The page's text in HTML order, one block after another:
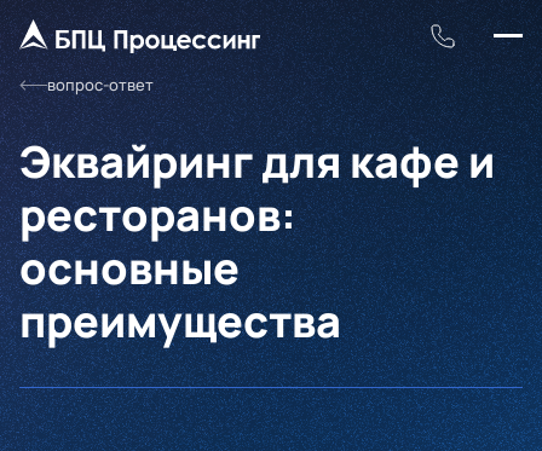
вопрос-ответ
Эквайринг для кафе и
ресторанов:
основные
преимущества